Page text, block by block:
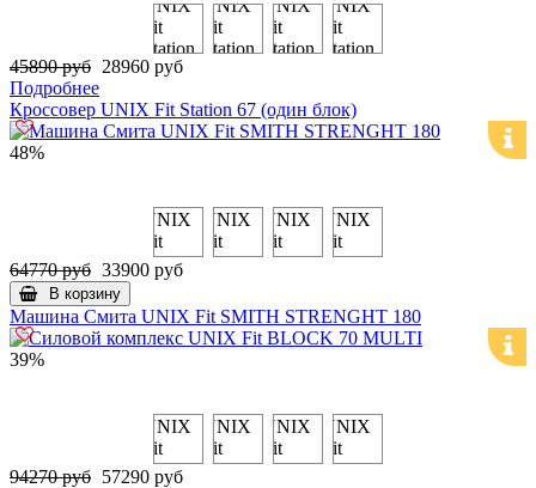
45890 руб 28960 руб
Подробнее
Кроссовер UNIX Fit Station 67 (один блок)
48%
64770 руб 33900 руб
В корзину
Машина Смита UNIX Fit SMITH STRENGHT 180
39%
94270 руб 57290 руб